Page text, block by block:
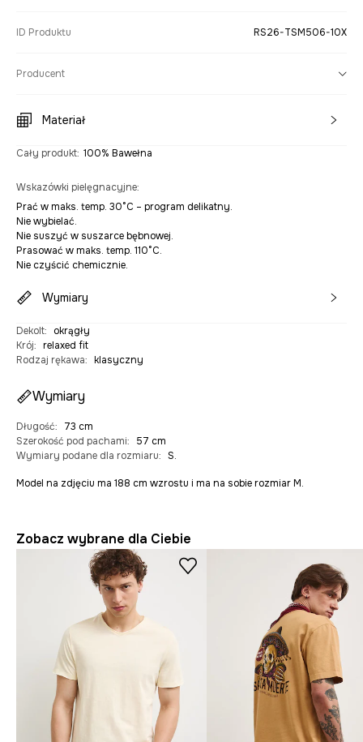
ID Produktu RS26-TSM506-10X
Producent
Materiał
Cały produkt: 100% Bawełna
Wskazówki pielęgnacyjne:
Prać w maks. temp. 30°C – program delikatny.
Nie wybielać.
Nie suszyć w suszarce bębnowej.
Prasować w maks. temp. 110°C.
Nie czyścić chemicznie.
Wymiary
Dekolt:
okrągły
Krój: relaxed fit
Rodzaj rękawa: klasyczny
Wymiary
Długość:
73 cm
Szerokość pod pachami:
57 cm
Wymiary podane dla rozmiaru: S.
Model na zdjęciu ma 188 cm wzrostu i ma na sobie rozmiar M.
Zobacz wybrane dla Ciebie